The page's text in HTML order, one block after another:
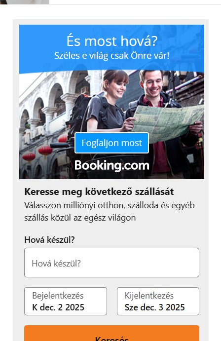
A K&H Banknális van “ajándék pénz”, itt 200
000 forint jóváírást kaphat az igénylő a hitelhez
tartozó, K&H banknál vezetett törlesztőszámláján
a folyósítást követően.
További friss híreket talál aTechnokratafőoldalán!
Csatlakozzon hozzánk aFacebookonis!